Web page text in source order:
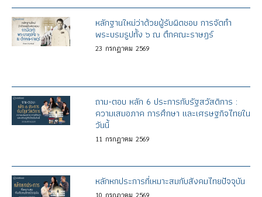
หลักฐานใหม่ว่าด้วยผู้รับผิดชอบ การจัดทำ
พระบรมรูปทั้ง ๖ ณ ตึกคณะราษฎร์
23 กรกฎาคม 2569
ถาม-ตอบ หลัก 6 ประการกับรัฐสวัสดิการ :
ความเสมอภาค การศึกษา และเศรษฐกิจไทยใน
วันนี้
11 กรกฎาคม 2569
หลักหกประการที่เหมาะสมกับสังคมไทยปัจจุบัน
10 กรกฎาคม 2569